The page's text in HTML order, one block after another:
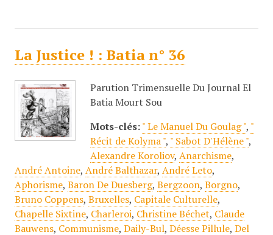
La Justice ! : Batia n° 36
Parution Trimensuelle Du Journal El
Batia Mourt Sou
Mots-clés: " Le Manuel Du Goulag ", "
Récit de Kolyma ", " Sabot D'Hélène ",
Alexandre Koroliov, Anarchisme,
André Antoine, André Balthazar, André Leto,
Aphorisme, Baron De Duesberg, Bergzoon, Borgno,
Bruno Coppens, Bruxelles, Capitale Culturelle,
Chapelle Sixtine, Charleroi, Christine Béchet, Claude
Bauwens, Communisme, Daily-Bul, Déesse Pillule, Del